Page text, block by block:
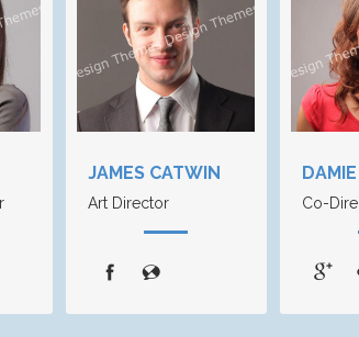
JAMES CATWIN
Art Director Co-